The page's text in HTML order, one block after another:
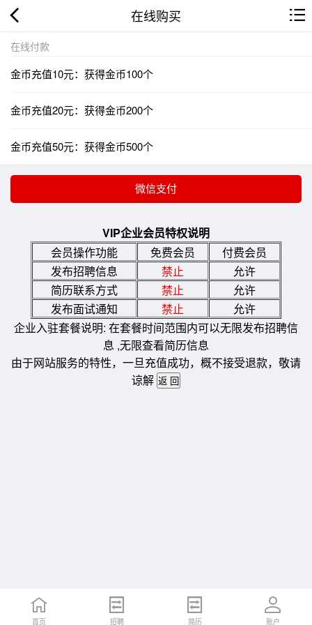
在线购买
在线付款
金币充值10元：获得金币100个
金币充值20元：获得金币200个
金币充值50元：获得金币500个
VIP企业会员特权说明
会员操作功能
免费会员
付费会员
发布招聘信息
禁止
允许
简历联系方式
禁止
允许
发布面试通知
禁止
允许
企业入驻套餐说明: 在套餐时间范围内可以无限发布招聘信
息 ,无限查看简历信息
由于网站服务的特性，一旦充值成功，概不接受退款，敬请
谅解
首页 招聘 简历 账户